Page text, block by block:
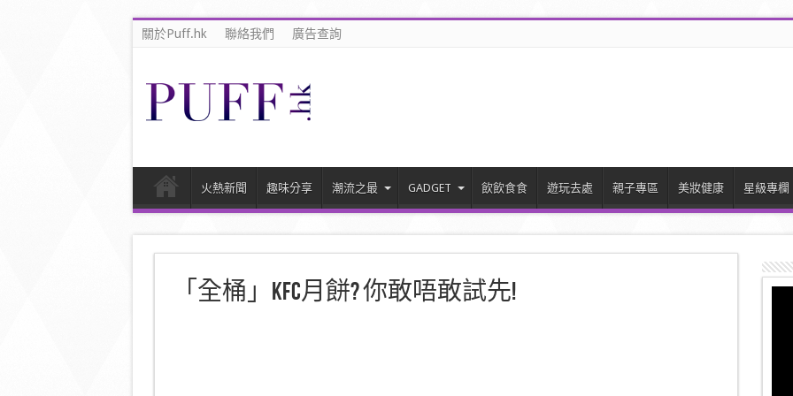
關於Puff.hk 聯絡我們 廣告查詢
火熱新聞 趣味分享 潮流之最 GADGET 飲飲食食 遊玩去處 親子專區 美妝健康 星級專欄
「全桶」KFC月餅? 你敢唔敢試先!